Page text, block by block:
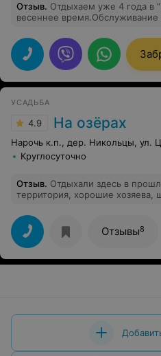
Отзыв. Отдыхаем уже 4 года в
весеннее
зале,где заказное меню.
улучшению оказания
процветания санаторию и
персоналу.
УСАДЬБА
4.9 На озёрах
Нарочь к.п., дер. Никольцы, ул.
Круглосуточно
Отзыв. Отдыхали здесь в
территория, хорошие хозяева,
развлечений.
Отзывы8